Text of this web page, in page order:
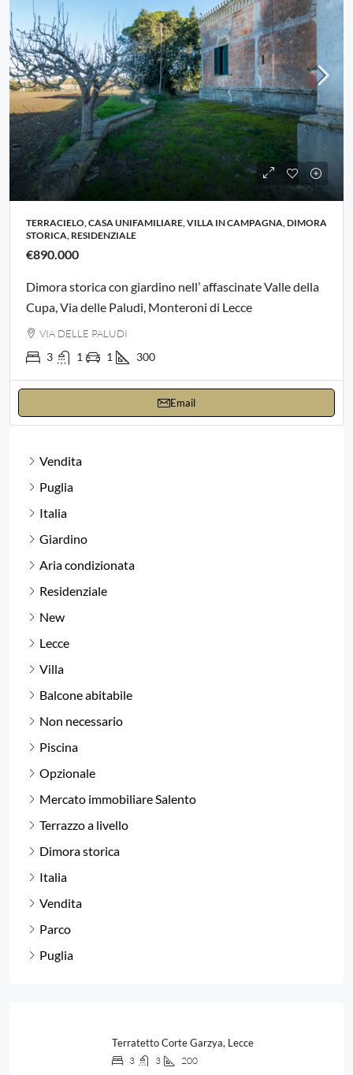
TERRACIELO, CASA UNIFAMILIARE, VILLA IN CAMPAGNA, DIMORA
STORICA, RESIDENZIALE
€890.000
Dimora storica con giardino nell’ affascinate Valle della
Cupa, Via delle Paludi, Monteroni di Lecce
VIA DELLE PALUDI
3 1 1 300
Email
Vendita
Puglia
Italia
Giardino
Aria condizionata
Residenziale
New
Lecce
Villa
Balcone abitabile
Non necessario
Piscina
Opzionale
Mercato immobiliare Salento
Terrazzo a livello
Dimora storica
Italia
Vendita
Parco
Puglia
Terratetto Corte Garzya, Lecce
3 3 200